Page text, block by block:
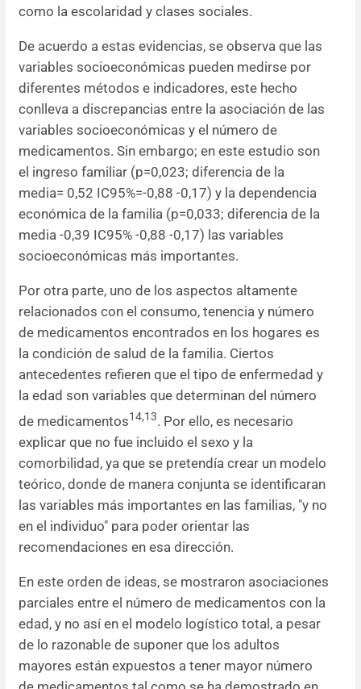
como la escolaridad y clases sociales.
De acuerdo a estas evidencias, se observa que las
variables socioeconómicas pueden medirse por
diferentes métodos e indicadores, este hecho
conlleva a discrepancias entre la asociación de las
variables socioeconómicas y el número de
medicamentos. Sin embargo; en este estudio son
el ingreso familiar (p=0,023; diferencia de la
media= 0,52 IC95%=-0,88 -0,17) y la dependencia
económica de la familia (p=0,033; diferencia de la
media -0,39 IC95% -0,88 -0,17) las variables
socioeconómicas más importantes.
Por otra parte, uno de los aspectos altamente
relacionados con el consumo, tenencia y número
de medicamentos encontrados en los hogares es
la condición de salud de la familia. Ciertos
antecedentes refieren que el tipo de enfermedad y
la edad son variables que determinan del número
de medicamentos14,13. Por ello, es necesario
explicar que no fue incluido el sexo y la
comorbilidad, ya que se pretendía crear un modelo
teórico, donde de manera conjunta se identificaran
las variables más importantes en las familias, "y no
en el individuo" para poder orientar las
recomendaciones en esa dirección.
En este orden de ideas, se mostraron asociaciones
parciales entre el número de medicamentos con la
edad, y no así en el modelo logístico total, a pesar
de lo razonable de suponer que los adultos
mayores están expuestos a tener mayor número